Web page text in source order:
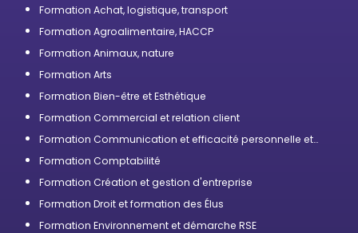
Formation Achat, logistique, transport
Formation Agroalimentaire, HACCP
Formation Animaux, nature
Formation Arts
Formation Bien-être et Esthétique
Formation Commercial et relation client
Formation Communication et efficacité personnelle et
Formation Comptabilité
Formation Création et gestion d'entreprise
Formation Droit et formation des Élus
Formation Environnement et démarche RSE